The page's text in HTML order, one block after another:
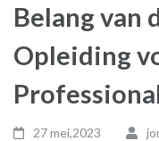
Belang van
Opleiding
27 mei,2023